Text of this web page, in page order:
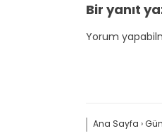
Bir yanıt
Yorum
Ana Sayfa ›